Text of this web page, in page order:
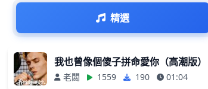
精選
我也曾像個傻子拼命愛你（高潮版）
老闆 1559 190 01:04